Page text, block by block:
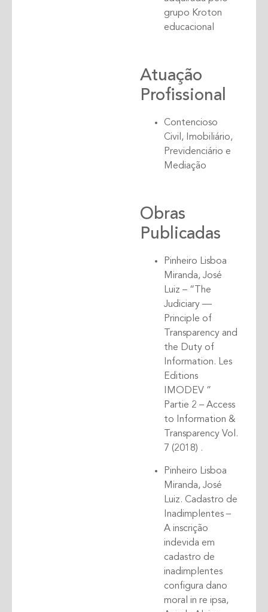
grupo Kroton
educacional
Atuação
Profissional
Contencioso
Civil, Imobiliário,
Previdenciário e
Mediação
Obras
Publicadas
Pinheiro Lisboa
Miranda, José
Luiz – “The
Judiciary —
Principle of
Transparency and
the Duty of
Information. Les
Editions
IMODEV ”
Partie 2 – Access
to Information &
Transparency Vol.
7 (2018) .
Pinheiro Lisboa
Miranda, José
Luiz. Cadastro de
Inadimplentes –
A inscrição
indevida em
cadastro de
inadimplentes
configura dano
moral in re ipsa,